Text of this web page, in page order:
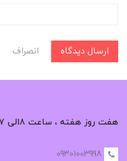
ارسال دیدگاه انصراف
هفت روز هفته ، ساعت ۸الی ۱۷ پاسخگوی شما هستیم
09301003998